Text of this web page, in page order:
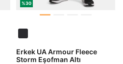
%30
Erkek UA Armour Fleece
Storm Eşofman Altı